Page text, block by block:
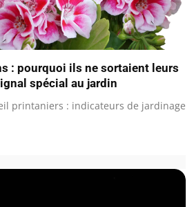
: pourquoi ils ne sortaient leurs
spécial au jardin
printaniers : indicateurs de jardinage